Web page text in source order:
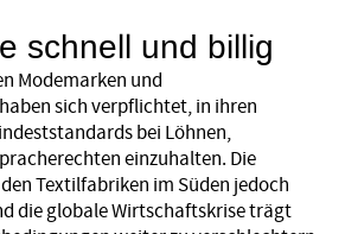
schnell und billig
Modemarken und
sich verpflichtet, in ihren
bei Löhnen,
einzuhalten. Die
Textilfabriken im Süden jedoch
die globale Wirtschaftskrise trägt